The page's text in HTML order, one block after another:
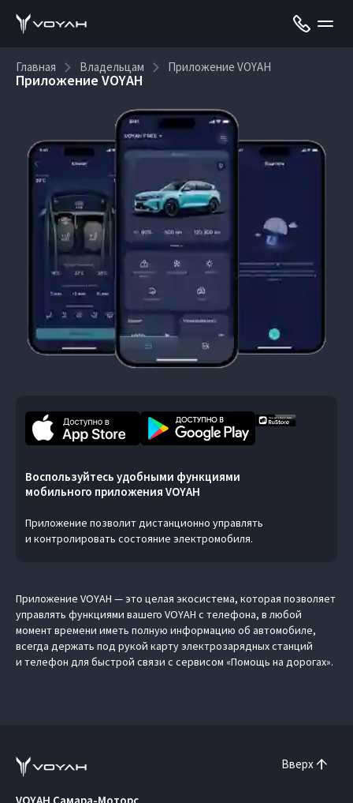
Главная Владельцам Приложение VOYAH
Приложение VOYAH
Воспользуйтесь удобными функциями
мобильного приложения VOYAH
Приложение позволит дистанционно управлять
и контролировать состояние электромобиля.
Приложение VOYAH — это целая экосистема, которая позволяет
управлять функциями вашего VOYAH с телефона, в любой
момент времени иметь полную информацию об автомобиле,
всегда держать под рукой карту электрозарядных станций
и телефон для быстрой связи с сервисом «Помощь на дорогах».
Вверх